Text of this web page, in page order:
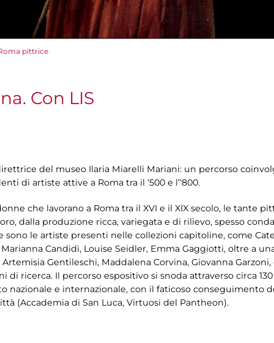
pittrice
Con LIS
del museo Ilaria Miarelli Mariani: un percorso
di artiste attive a Roma tra il ‘500 e l’‘800.
che lavorano a Roma tra il XVI e il XIX secolo, le tante
dalla produzione ricca, variegata e di rilievo, spesso
le artiste presenti nelle collezioni capitoline, come
Candidi, Louise Seidler, Emma Gaggiotti, oltre a
Gentileschi, Maddalena Corvina, Giovanna
ricerca. Il percorso espositivo si snoda attraverso circa
e internazionale, con il faticoso conseguimento
(Accademia di San Luca, Virtuosi del Pantheon).